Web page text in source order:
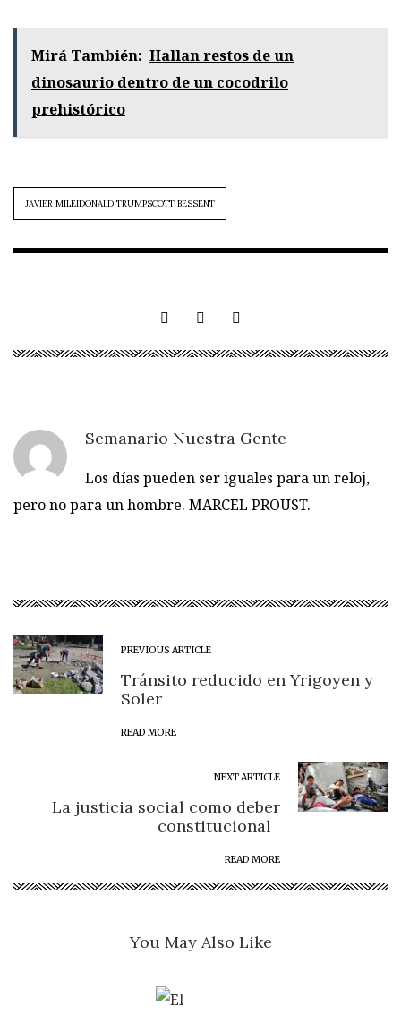
Mirá También: Hallan restos de un
dinosaurio dentro de un cocodrilo
prehistórico
JAVIER MILEIDONALD TRUMPSCOTT BESSENT
Semanario Nuestra Gente
Los días pueden ser iguales para un reloj,
pero no para un hombre. MARCEL PROUST.
PREVIOUS ARTICLE
Tránsito reducido en Yrigoyen y
Soler
READ MORE
NEXT ARTICLE
La justicia social como deber
constitucional
READ MORE
You May Also Like